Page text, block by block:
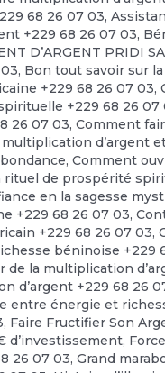
68 26 07 03,
+229 68 26 07 03,
D’ARGENT PRIDI
, Bon tout savoir sur
+229 68 26 07 03,
+229 68 26 07
26 07 03,Comment
d’argent
,Comment
rituel de prospérité
en la sagesse
+229 68 26 07 03,
+229 68 26 07 03,
béninoise +229
de la multiplication
d’argent +229 68 26
entre énergie et
, Faire Fructifier Son
d’investissement,
26 07 03,Grand